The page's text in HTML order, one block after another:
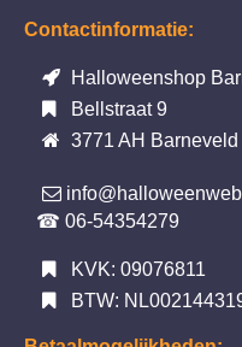
Contactinformatie:
Halloweenshop
Bellstraat 9
3771 AH Barneveld
☎ 06-54354279
KVK: 09076811
BTW: